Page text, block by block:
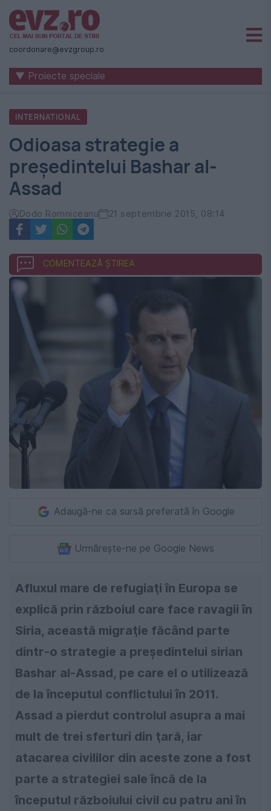
Știri
naționale
internaționale
România
-
Evenimentul
Zilei
coordonare@evzgroup.ro
▼ Proiecte speciale
INTERNATIONAL
Odioasa strategie a
preşedintelui Bashar al-
Assad
Dodo Romniceanu 21 septembrie 2015, 08:14
COMENTEAZĂ ȘTIREA
Adaugă-ne ca sursă preferată în Google
Urmărește-ne pe Google News
Afluxul mare de refugiaţi în Europa se
explică prin războiul care face ravagii în
Siria, această migraţie făcând parte
dintr-o strategie a preşedintelui sirian
Bashar al-Assad, pe care el o utilizează
de la începutul conflictului în 2011.
Assad a pierdut controlul asupra a mai
mult de trei sferturi din ţară, iar
atacarea civililor din aceste zone a fost
parte a strategiei sale încă de la
începutul războiului civil cu patru ani în